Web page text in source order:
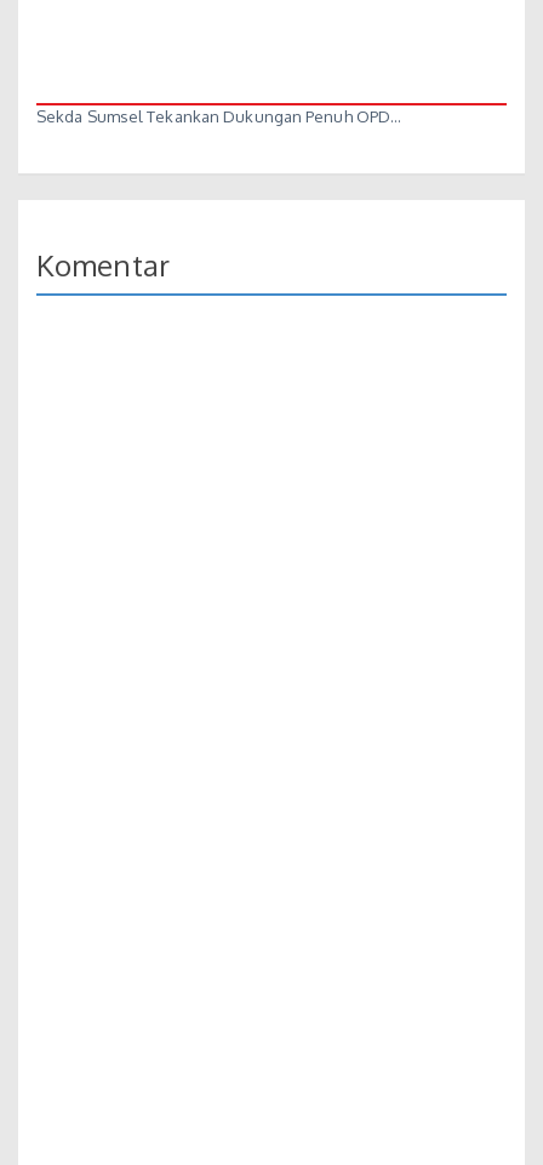
Sekda Sumsel Tekankan Dukungan Penuh OPD…
Komentar